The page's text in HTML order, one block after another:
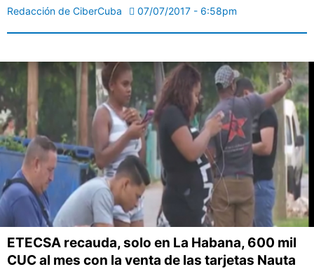
Redacción de CiberCuba 07/07/2017 - 6:58pm
ETECSA recauda, solo en La Habana, 600 mil
CUC al mes con la venta de las tarjetas Nauta